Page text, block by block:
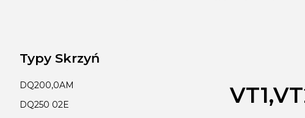
Typy Skrzyń
DQ200,0AM
DQ250 02E